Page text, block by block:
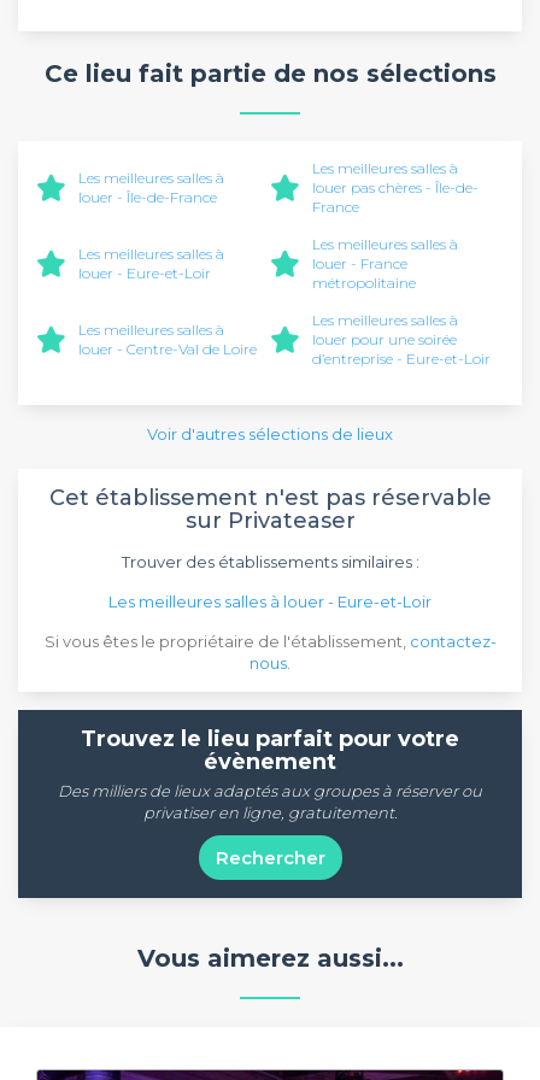
Ce lieu fait partie de nos sélections
Les meilleures salles à
louer - Île-de-France
Les meilleures salles à
louer pas chères - Île-de-
France
Les meilleures salles à
louer - Eure-et-Loir
Les meilleures salles à
louer - France
métropolitaine
Les meilleures salles à
louer - Centre-Val de Loire
Les meilleures salles à
louer pour une soirée
d’entreprise - Eure-et-Loir
Voir d'autres sélections de lieux
Cet établissement n'est pas réservable
sur Privateaser
Trouver des établissements similaires :
Les meilleures salles à louer - Eure-et-Loir
Si vous êtes le propriétaire de l'établissement, contactez-
nous
Trouvez le lieu parfait pour votre
évènement
Des milliers de lieux adaptés aux groupes à réserver ou
privatiser en ligne, gratuitement.
Rechercher
Vous aimerez aussi...